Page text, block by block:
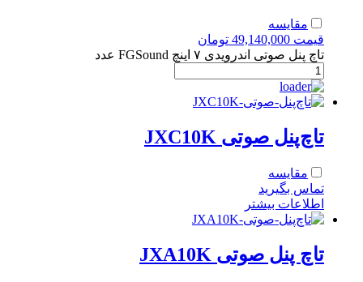
مقایسه
قیمت 49,140,000 تومان
تاچ پنل صوتی اندرویدی ۷ اینچ FGSound عدد
تاچ‌پنل صوتی JXC10K
مقایسه
تماس بگیرید
اطلاعات بیشتر
تاچ‌ پنل صوتی JXA10K